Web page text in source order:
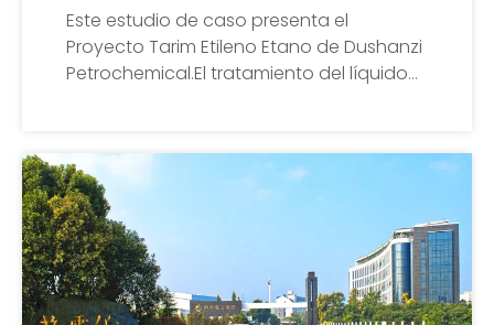
Este estudio de caso presenta el
Proyecto Tarim Etileno Etano de Dushanzi
Petrochemical.El tratamiento del líquido
eficiencia producida por nuestra fábrica
como pretratamiento para eliminar las
sustancias oleosas arrastradas en el
líquido alcalino residual, y se lograron
buenos resultados.